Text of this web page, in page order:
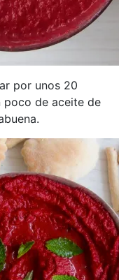
por unos 20
poco de aceite de